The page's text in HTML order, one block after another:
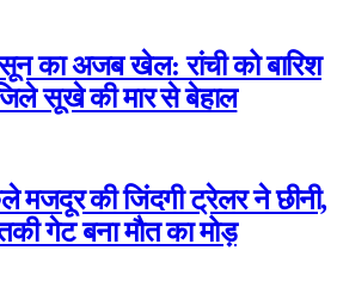
का अजब खेल: रांची को बारिश
सूखे की मार से बेहाल
मजदूर की जिंदगी ट्रेलर ने छीनी,
गेट बना मौत का मोड़